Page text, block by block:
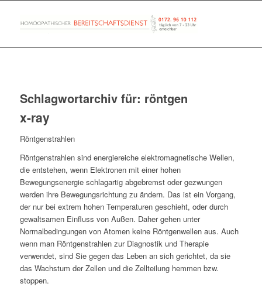
Schlagwortarchiv für: röntgen
x-ray
Röntgenstrahlen
Röntgenstrahlen sind energiereiche elektromagnetische Wellen,
die entstehen, wenn Elektronen mit einer hohen
Bewegungsenergie schlagartig abgebremst oder gezwungen
werden ihre Bewegungsrichtung zu ändern. Das ist ein Vorgang,
der nur bei extrem hohen Temperaturen geschieht, oder durch
gewaltsamen Einfluss von Außen. Daher gehen unter
Normalbedingungen von Atomen keine Röntgenwellen aus. Auch
wenn man Röntgenstrahlen zur Diagnostik und Therapie
verwendet, sind Sie gegen das Leben an sich gerichtet, da sie
das Wachstum der Zellen und die Zellteilung hemmen bzw.
stoppen.